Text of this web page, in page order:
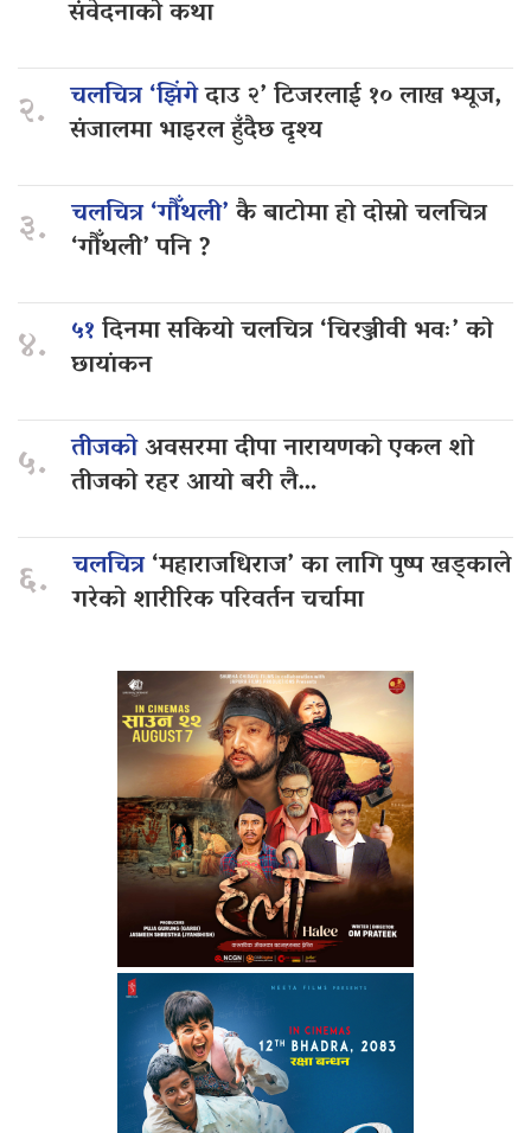
संवेदनाको कथा
२. चलचित्र ‘झिंगेदाउ २’ टिजरलाई १० लाख भ्यूज,
संजालमा भाइरल हुँदैछ दृश्य
३. चलचित्र ‘गौँथली’कै बाटोमा हो दोस्रो चलचित्र
‘गौँथली’ पनि ?
४. ५१दिनमा सकियो चलचित्र ‘चिरञ्जीवी भवः’ को
छायांकन
५. तीजकोअवसरमा दीपा नारायणको एकल शो
तीजको रहर आयो बरी लै…
६. चलचित्र‘महाराजधिराज’ का लागि पुष्प खड्काले
गरेको शारीरिक परिवर्तन चर्चामा